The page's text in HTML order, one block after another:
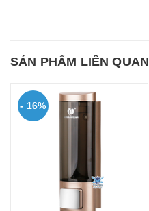
SẢN PHẨM LIÊN QUAN
- 16%